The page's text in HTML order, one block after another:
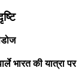
भारत की यात्रा पर